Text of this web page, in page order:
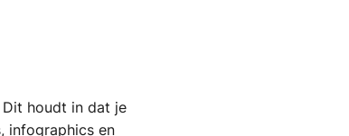
houdt in dat je
infographics en